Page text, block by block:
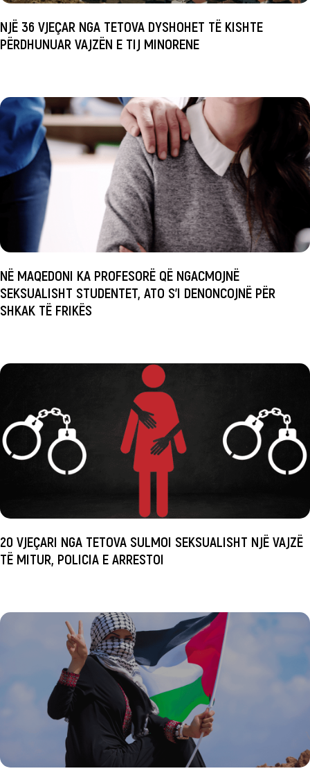
NJË 36 VJEÇAR NGA TETOVA DYSHOHET TË KISHTE
PËRDHUNUAR VAJZËN E TIJ MINORENE
NË MAQEDONI KA PROFESORË QË NGACMOJNË
SEKSUALISHT STUDENTET, ATO S’I DENONCOJNË PËR
SHKAK TË FRIKËS
20 VJEÇARI NGA TETOVA SULMOI SEKSUALISHT NJË VAJZË
TË MITUR, POLICIA E ARRESTOI